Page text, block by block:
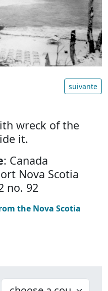
suivante
wreck of the
it.
: Canada
Nova Scotia
no. 92
the Nova Scotia